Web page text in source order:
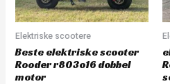
Elektriske scootere
Beste elektriske scooter
Rooder r803o16 dobbel
motor